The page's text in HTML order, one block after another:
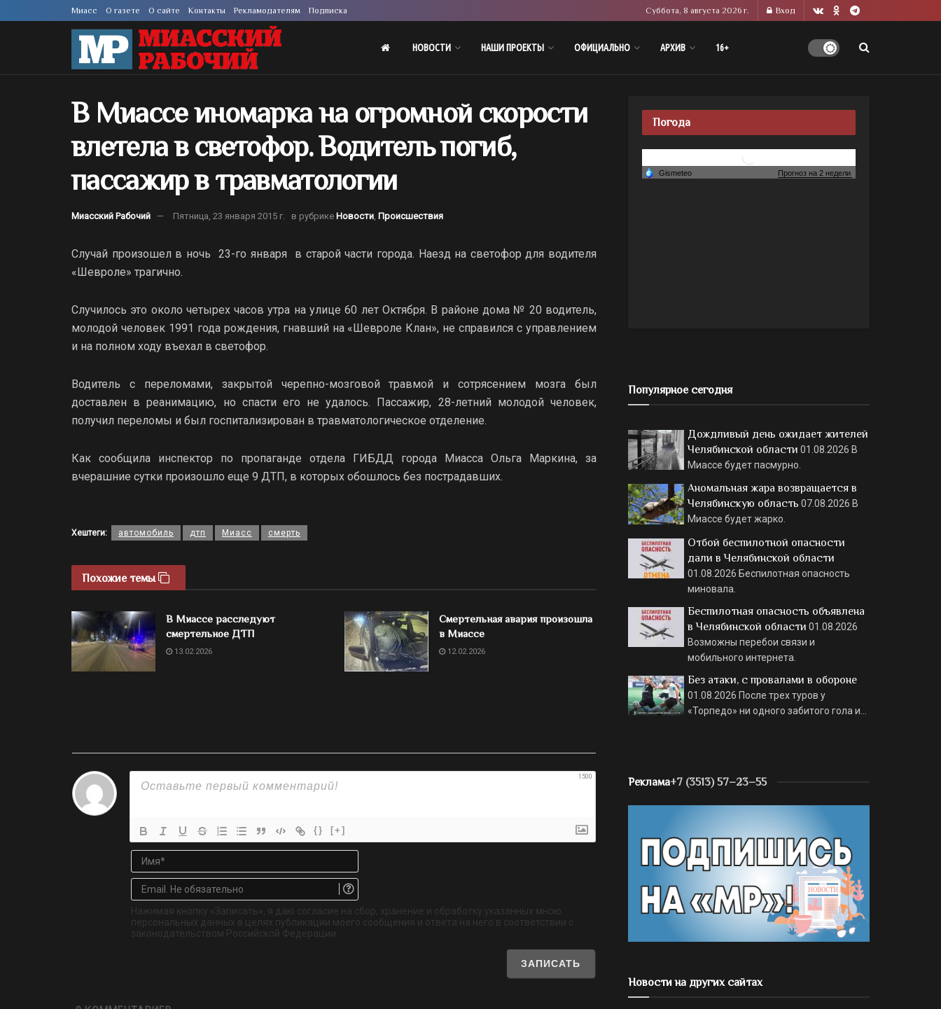
Миасс О газете О сайте Контакты Рекламодателям Подписка Суббота, 8 августа 2026 г. Вход
НОВОСТИ НАШИ ПРОЕКТЫ ОФИЦИАЛЬНО АРХИВ 16+
В Миассе иномарка на огромной скорости
влетела в светофор. Водитель погиб,
пассажир в травматологии
Миасский Рабочий Пятница, 23 января 2015 г. в рубрике Новости Происшествия
Случай произошел в ночь 23-го января в старой части города. Наезд на светофор для водителя
«Шевроле» трагично.
Случилось это около четырех часов утра на улице 60 лет Октября. В районе дома № 20 водитель,
молодой человек 1991 года рождения, гнавший на «Шевроле Клан», не справился с управлением
и на полном ходу въехал в светофор.
Водитель с переломами, закрытой черепно-мозговой травмой и сотрясением мозга был
доставлен в реанимацию, но спасти его не удалось. Пассажир, 28-летний молодой человек,
получил переломы и был госпитализирован в травматологическое отделение.
Как сообщила инспектор по пропаганде отдела ГИБДД города Миасса Ольга Маркина, за
вчерашние сутки произошло еще 9 ДТП, в которых обошлось без пострадавших.
Хештеги: автомобиль дтп Миасс смерть
Похожие темы
В Миассе расследуют
смертельное ДТП
13.02.2026
Смертельная авария произошла
в Миассе
12.02.2026
1500
{} [+]
Имя*
Email.
обязательно
Нажимая кнопку «Записать», я даю согласие на сбор, хранение и обработку указанных мною
персональных данных в целях публикации моего сообщения и ответа на него в соответствии с
законодательством Российской Федерации.
Погода
Популярное сегодня
Дождливый день ожидает жителей
Челябинской области 01.08.2026 В
Миассе будет пасмурно.
Аномальная жара возвращается в
Челябинскую область 07.08.2026 В
Миассе будет жарко.
Отбой беспилотной опасности
дали в Челябинской области
01.08.2026 Беспилотная опасность
миновала.
Беспилотная опасность объявлена
в Челябинской области 01.08.2026
Возможны перебои связи и
мобильного интернета.
Без атаки, с провалами в обороне
01.08.2026 После трех туров у
«Торпедо» ни одного забитого гола и…
Реклама+7 (3513) 57–23–55
Новости на других сайтах